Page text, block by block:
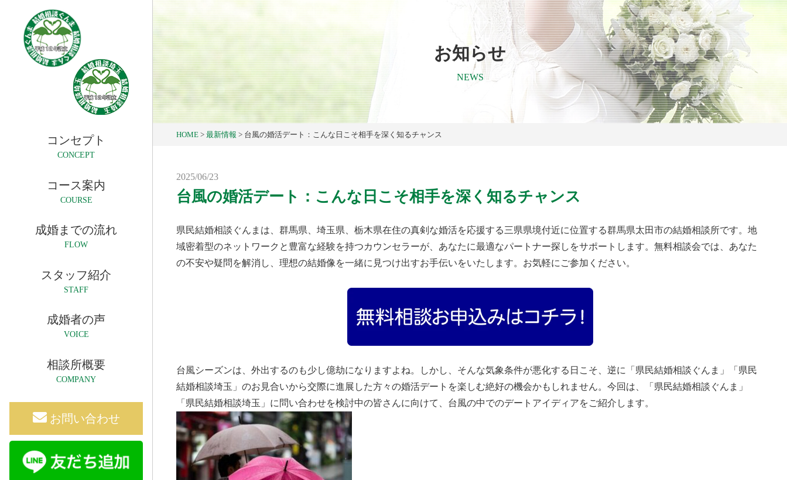
コンセプト
CONCEPT
コース案内
COURSE
成婚までの流れ
FLOW
スタッフ紹介
STAFF
成婚者の声
VOICE
相談所概要
COMPANY
お問い合わせ
お知らせ
NEWS
HOME > 最新情報 > 台風の婚活デート：こんな日こそ相手を深く知るチャンス
2025/06/23
台風の婚活デート：こんな日こそ相手を深く知るチャンス
県民結婚相談ぐんまは、群馬県、埼玉県、栃木県在住の真剣な婚活を応援する三県県境付近に位置する群馬県太田市の結婚相談所です。地
域密着型のネットワークと豊富な経験を持つカウンセラーが、あなたに最適なパートナー探しをサポートします。無料相談会では、あなた
の不安や疑問を解消し、理想の結婚像を一緒に見つけ出すお手伝いをいたします。お気軽にご参加ください。
台風シーズンは、外出するのも少し億劫になりますよね。しかし、そんな気象条件が悪化する日こそ、逆に「県民結婚相談ぐんま」「県民
結婚相談埼玉」のお見合いから交際に進展した方々の婚活デートを楽しむ絶好の機会かもしれません。今回は、「県民結婚相談ぐんま」
「県民結婚相談埼玉」に問い合わせを検討中の皆さんに向けて、台風の中でのデートアイディアをご紹介します。